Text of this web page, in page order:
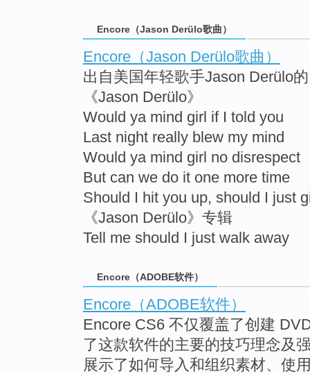
Encore（Jason Derülo歌曲）
Encore（Jason Derülo歌曲）
出自美国年轻歌手Jason Derülo
《Jason Derülo》
Would ya mind girl if I told you
Last night really blew my mind
Would ya mind girl no disrespect
But can we do it one more time
Should I hit you up, should I just
《Jason Derülo》专辑
Tell me should I just walk away
Encore（ADOBE软件）
Encore（ADOBE软件）
Encore CS6 不仅覆盖了创建
了这款软件的主要的技巧理念及
展示了如何导入和组织素材、使